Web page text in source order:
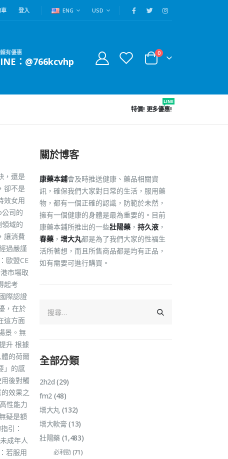
登入 ENG USD
有優惠
：@766kcvhp
0
特價! 更多優惠!
LINE
，還是
卻不是
效女用
司的
域的
讓消費
過嚴謹
歐盟CE
市場取
起考
際認證
，在於
這方面
景。無
升 根據
的荷爾
」的感
後對觸
效果之
性能力
疑是額
引：
成年人
若服用
關於博客
康藥本鋪會及時推送健康、藥品相關資
訊，確保我們大家對日常的生活，服用藥
物，都有一個正確的認識，防範於未然，
擁有一個健康的身體是最為重要的。目前
康藥本鋪所推出的一些壯陽藥 ， 持久液 ，
春藥 ， 增大丸都是為了我們大家的性福生
活所著想，而且所售商品都是均有正品，
如有需要可進行購買。
全部分類
2h2d (29)
fm2(48)
增大丸(132)
增大軟膏 (13)
壯陽藥(1,483)
必利勁(71)